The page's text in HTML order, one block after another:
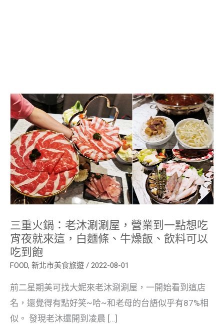
三重火鍋：老沐涮涮屋，營業到一點想吃
宵夜就來這，白麵條、牛燥飯、飲料可以
吃到飽
FOOD, 新北市美食旅遊 / 2022-08-01
前二星期美可找大妮來老沐涮涮屋，一開始看到這店
名，還覺得有點好笑~哈~和老母的台語似乎有87%相
似。 發現老沐還開到凌晨 […]
三
重
火
鍋：
老
沐
涮
涮
屋，
營
業
到
一
點
吃
宵
夜
就
來
這，
麵
條、
牛
燥
飯、